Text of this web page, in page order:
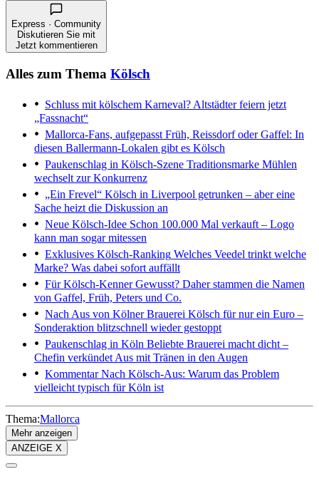
Express · Community
Diskutieren Sie mit
Jetzt kommentieren
Alles zum Thema Kölsch
Schluss mit kölschem Karneval? Altstädter feiern jetzt
„Fassnacht“
Mallorca-Fans, aufgepasst Früh, Reissdorf oder Gaffel: In
diesen Ballermann-Lokalen gibt es Kölsch
Paukenschlag in Kölsch-Szene Traditionsmarke Mühlen
wechselt zur Konkurrenz
„Ein Frevel“ Kölsch in Liverpool getrunken – aber eine
Sache heizt die Diskussion an
Neue Kölsch-Idee Schon 100.000 Mal verkauft – Logo
kann man sogar mitessen
Exklusives Kölsch-Ranking Welches Veedel trinkt welche
Marke? Was dabei sofort auffällt
Für Kölsch-KennerGewusst? Daher stammen die Namen
von Gaffel, Früh, Peters und Co.
Nach Aus von Kölner Brauerei Kölsch für nur ein Euro –
Sonderaktion blitzschnell wieder gestoppt
Paukenschlag in Köln Beliebte Brauerei macht dicht –
Chefin verkündet Aus mit Tränen in den Augen
KommentarNach Kölsch-Aus: Warum das Problem
vielleicht typisch für Köln ist
Thema:Mallorca
Mehr anzeigen
ANZEIGE X